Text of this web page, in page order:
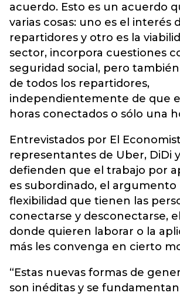
acuerdo. Esto es un acuerdo
varias cosas: uno es el interés
repartidores y otro es la
sector, incorpora cuestiones
seguridad social, pero
de todos los repartidores,
independientemente de que
horas conectados o sólo una
Entrevistados por El
representantes de Uber, DiDi
defienden que el trabajo por
es subordinado, el argumento
flexibilidad que tienen las
conectarse y desconectarse,
donde quieren laborar o la
más les convenga en cierto
“Estas nuevas formas de
son inéditas y se